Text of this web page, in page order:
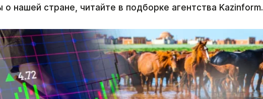
нашей стране, читайте в подборке агентства Kazinform.